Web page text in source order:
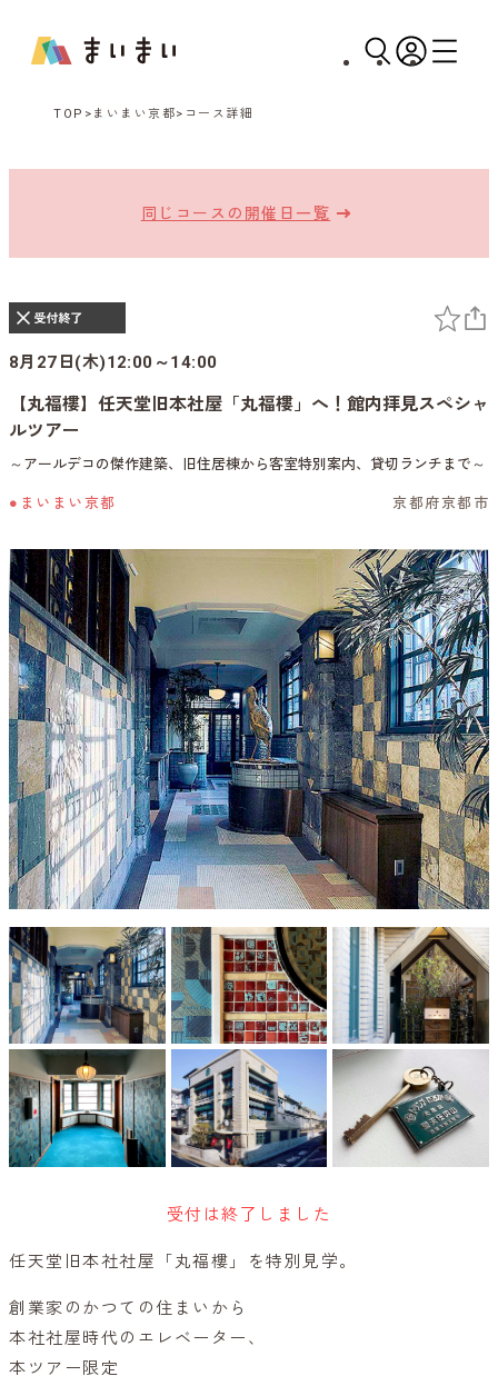
TOP まいまい京都 コース詳細
同じコースの開催日一覧
8月27日(木)12:00～14:00
【丸福樓】任天堂旧本社屋「丸福樓」へ！館内拝見スペシャ
ルツアー
～アールデコの傑作建築、旧住居棟から客室特別案内、貸切ランチまで～
●まいまい京都 京都府京都市
受付は終了しました
任天堂旧本社社屋「丸福樓」を特別見学。
創業家のかつての住まいから
本社社屋時代のエレベーター、
本ツアー限定